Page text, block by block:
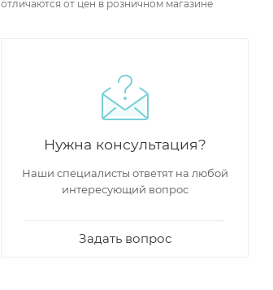
отличаются от цен в розничном магазине
Нужна консультация?
Наши специалисты ответят на любой
интересующий вопрос
Задать вопрос